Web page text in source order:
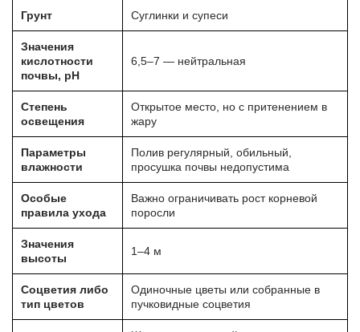
Грунт Суглинки и супеси
Значения
кислотности
почвы, pH
6,5–7 — нейтральная
Степень
освещения
Открытое место, но с притенением в
жару
Параметры
влажности
Полив регулярный, обильный,
просушка почвы недопустима
Особые
правила ухода
Важно ограничивать рост корневой
поросли
Значения
высоты
1–4 м
Соцветия либо
тип цветов
Одиночные цветы или собранные в
пучковидные соцветия